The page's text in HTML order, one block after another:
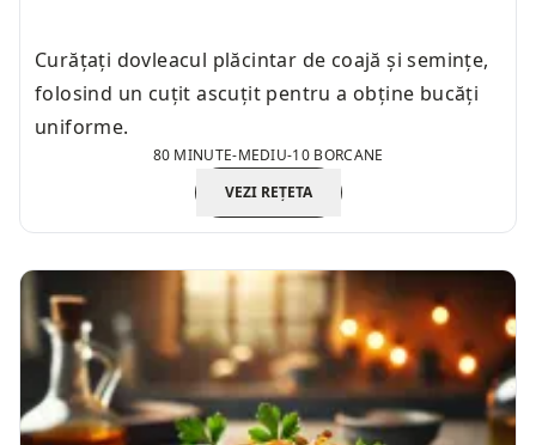
Curățați dovleacul plăcintar de coajă și semințe,
folosind un cuțit ascuțit pentru a obține bucăți
uniforme.
80 MINUTE-MEDIU-10 BORCANE
VEZI REȚETA